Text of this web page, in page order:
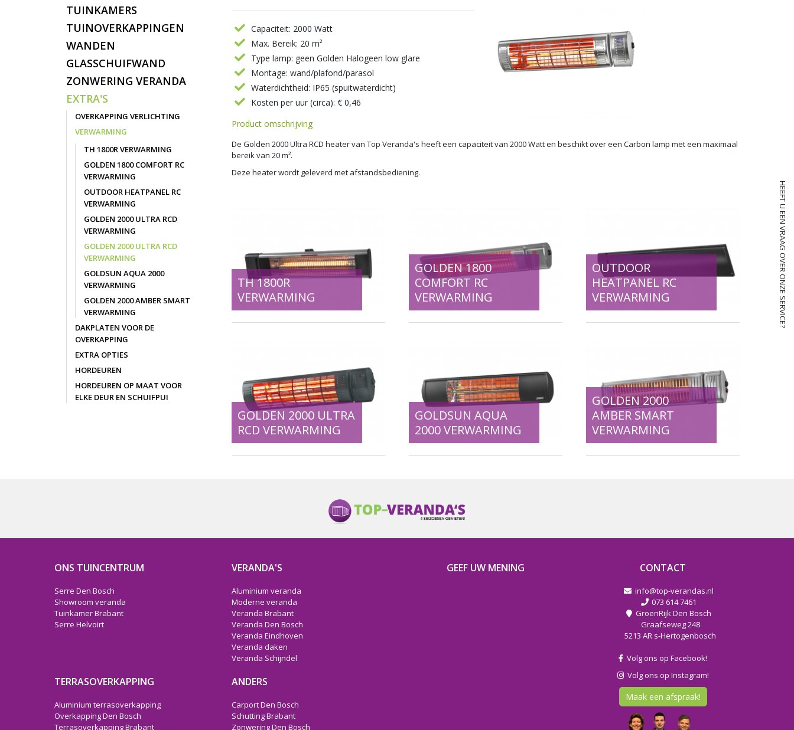
Capaciteit: 2000 Watt
Max. Bereik: 20 m²
Type lamp: geen Golden Halogeen low glare
Montage: wand/plafond/parasol
Waterdichtheid: IP65 (spuitwaterdicht)
Kosten per uur (circa): € 0,46
Product omschrijving
De Golden 2000 Ultra RCD heater van Top Veranda's heeft een capaciteit van 2000 Watt en beschikt over een Carbon lamp met een maximaal
bereik van 20 m².
Deze heater wordt geleverd met afstandsbediening.
TH 1800R
VERWARMING
GOLDEN 1800
COMFORT RC
VERWARMING
OUTDOOR
HEATPANEL RC
VERWARMING
GOLDEN 2000 ULTRA
RCD VERWARMING
GOLDSUN AQUA
2000 VERWARMING
GOLDEN 2000
AMBER SMART
VERWARMING
TUINKAMERS
TUINOVERKAPPINGEN
WANDEN
GLASSCHUIFWAND
ZONWERING VERANDA
EXTRA'S
OVERKAPPING VERLICHTING
VERWARMING
TH 1800R VERWARMING
GOLDEN 1800 COMFORT RC
VERWARMING
OUTDOOR HEATPANEL RC
VERWARMING
GOLDEN 2000 ULTRA RCD
VERWARMING
GOLDEN 2000 ULTRA RCD
VERWARMING
GOLDSUN AQUA 2000
VERWARMING
GOLDEN 2000 AMBER SMART
VERWARMING
DAKPLATEN VOOR DE
OVERKAPPING
EXTRA OPTIES
HORDEUREN
HORDEUREN OP MAAT VOOR
ELKE DEUR EN SCHUIFPUI
ONS TUINCENTRUM
Serre Den Bosch
Showroom veranda
Tuinkamer Brabant
Serre Helvoirt
VERANDA'S
Aluminium veranda
Moderne veranda
Veranda Brabant
Veranda Den Bosch
Veranda Eindhoven
Veranda daken
Veranda Schijndel
TERRASOVERKAPPING
Aluminium terrasoverkapping
Overkapping Den Bosch
Terrasoverkapping Brabant
ANDERS
Carport Den Bosch
Schutting Brabant
Zonwering Den Bosch
GEEF UW MENING CONTACT
info@top-verandas.nl
073 614 7461
GroenRijk Den Bosch
Graafseweg 248
5213 AR s-Hertogenbosch
Volg ons op Facebook!
Volg ons op Instagram!
Maak een afspraak!
HEEFT U EEN VRAAG OVER ONZE SERVICE?